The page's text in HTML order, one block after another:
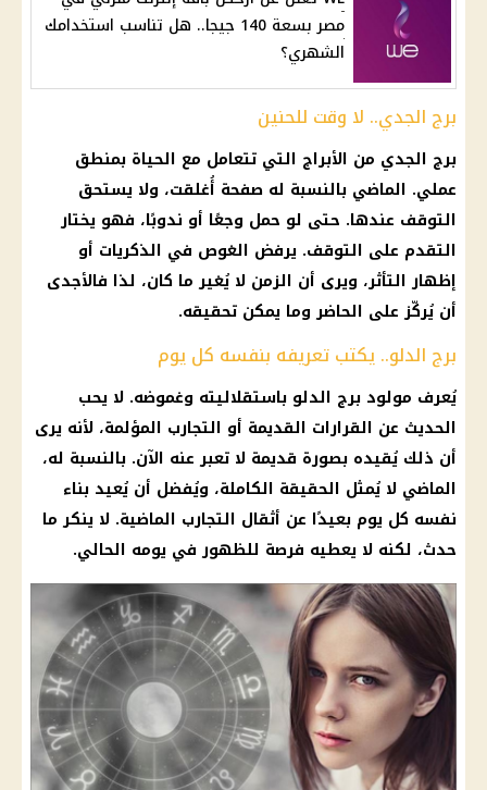
مصر بسعة 140 جيجا.. هل تناسب استخدامك
الشهري؟
برج الجدي.. لا وقت للحنين
برج الجدي من الأبراج التي تتعامل مع الحياة بمنطق
عملي. الماضي بالنسبة له صفحة أُغلقت، ولا يستحق
التوقف عندها. حتى لو حمل وجعًا أو ندوبًا، فهو يختار
التقدم على التوقف. يرفض الغوص في الذكريات أو
إظهار التأثر، ويرى أن الزمن لا يُغير ما كان، لذا فالأجدى
أن يُركّز على الحاضر وما يمكن تحقيقه.
برج الدلو.. يكتب تعريفه بنفسه كل يوم
يُعرف مولود برج الدلو باستقلاليته وغموضه. لا يحب
الحديث عن القرارات القديمة أو التجارب المؤلمة، لأنه يرى
أن ذلك يُقيده بصورة قديمة لا تعبر عنه الآن. بالنسبة له،
الماضي لا يُمثل الحقيقة الكاملة، ويُفضل أن يُعيد بناء
نفسه كل يوم بعيدًا عن أثقال التجارب الماضية. لا ينكر ما
حدث، لكنه لا يعطيه فرصة للظهور في يومه الحالي.